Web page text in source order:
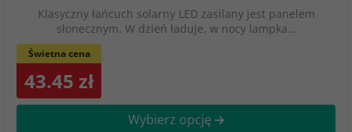
Klasyczny łańcuch solarny LED zasilany jest panelem
słonecznym. W dzień ładuje, w nocy lampka…
Świetna cena
43.45 zł
Wybierz opcję